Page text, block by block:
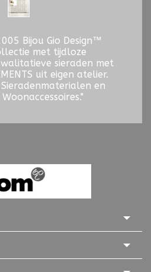
Bijou Gio Design™
met tijdloze
sieraden met
uit eigen atelier.
en